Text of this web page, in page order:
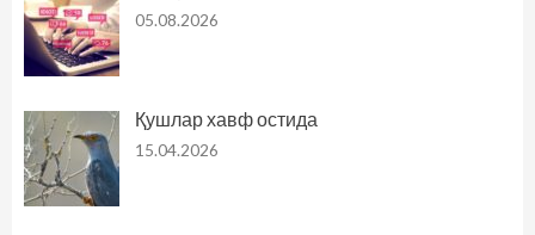
05.08.2026
Қушлар хавф остида
15.04.2026